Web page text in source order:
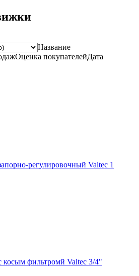
Название
Оценка покупателейДата
регулировочный Valtec 1
фильтромй Valtec 3/4"